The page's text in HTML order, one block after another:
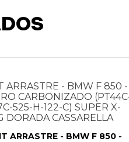
ARRASTRE - BMW F 850 -